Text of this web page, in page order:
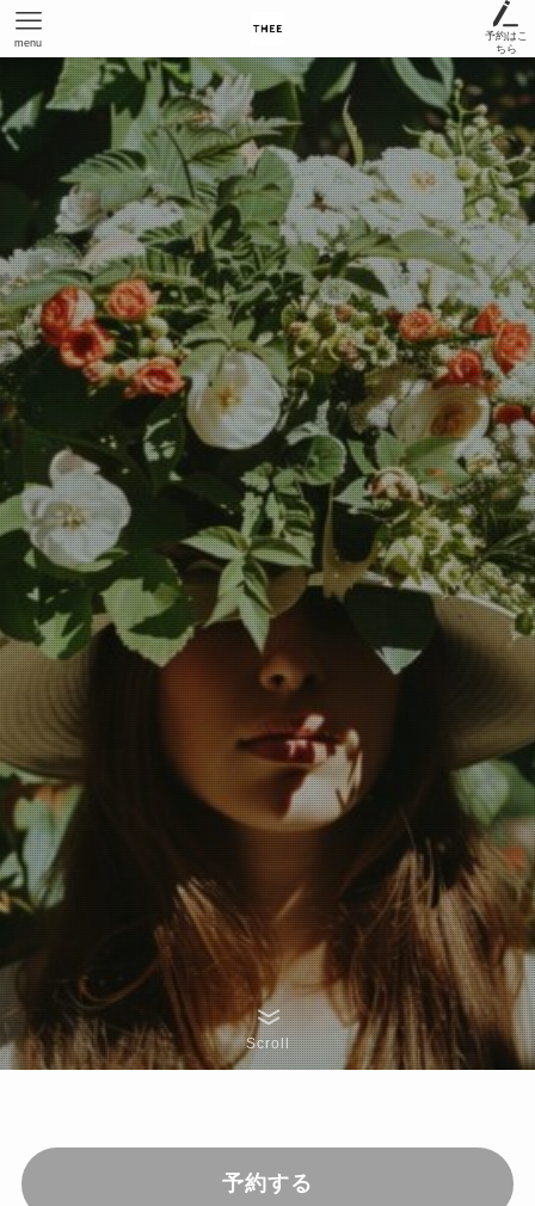
予約はこ
ちら
menu
Scroll
予約する